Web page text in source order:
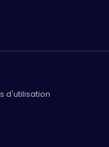
d'utilisation